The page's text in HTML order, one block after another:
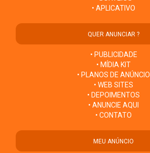
• APLICATIVO
QUER ANUNCIAR ?
• PUBLICIDADE
• MÍDIA KIT
• PLANOS DE ANÚNCIO
• WEB SITES
• DEPOIMENTOS
• ANUNCIE AQUI
• CONTATO
MEU ANÚNCIO